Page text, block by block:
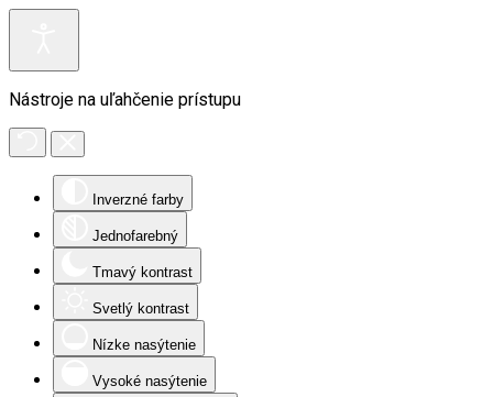
Nástroje na uľahčenie prístupu
Inverzné farby
Jednofarebný
Tmavý kontrast
Svetlý kontrast
Nízke nasýtenie
Vysoké nasýtenie